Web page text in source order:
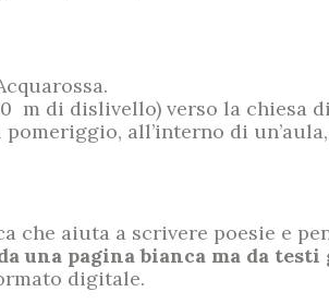
m di dislivello) verso la chiesa
all’interno di
che aiuta a scrivere poesie e
una pagina bianca ma da
digitale.